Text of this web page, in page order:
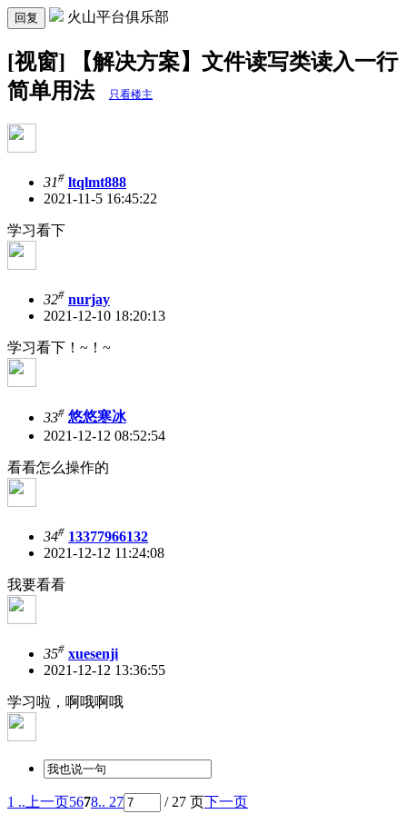
回复 火山平台俱乐部
[视窗] 【解决方案】文件读写类读入一行
简单用法
只看楼主
31# ltqlmt888
2021-11-5 16:45:22
学习看下
32# nurjay
2021-12-10 18:20:13
学习看下！~！~
33# 悠悠寒冰
2021-12-12 08:52:54
看看怎么操作的
34# 13377966132
2021-12-12 11:24:08
我要看看
35# xuesenji
2021-12-12 13:36:55
学习啦，啊哦啊哦
1 ..上一页 5678.. 27 / 27 页
下一页